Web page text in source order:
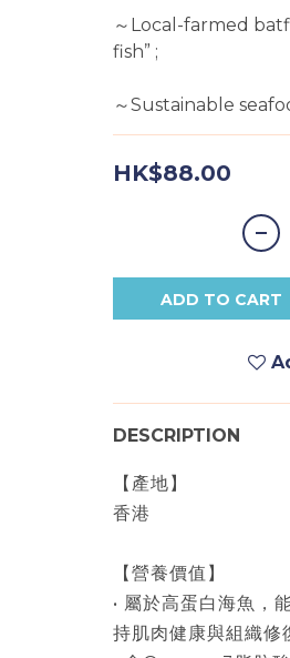
～Local-farmed
fish” ;
～Sustainable
HK$88.00
ADD TO CART
DESCRIPTION
【產地】
香港
【營養價值】
• 屬於高蛋白海魚，
持肌肉健康與組織修